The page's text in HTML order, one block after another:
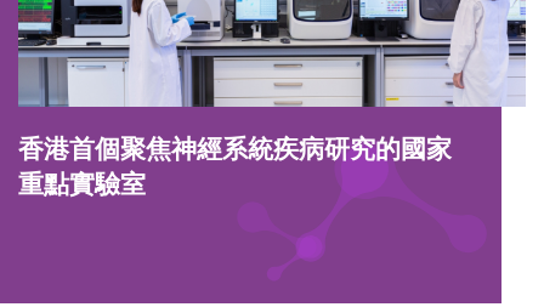
Image
Caption
香港首個聚焦神經系統疾病研究的國家
重點實驗室